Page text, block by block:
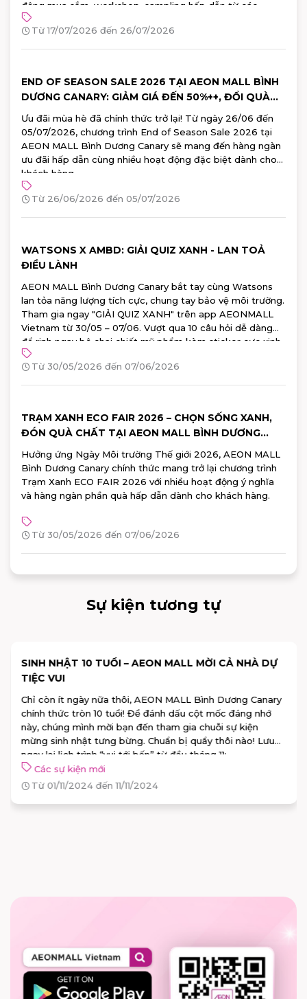
động mua sắm, workshop, sampling hấp dẫn từ các
thương hiệu Nhật Bản hàng đầu. Đăng ký tham gia ngay!
Từ 17/07/2026 đến 26/07/2026
END OF SEASON SALE 2026 TẠI AEON MALL BÌNH
DƯƠNG CANARY: GIẢM GIÁ ĐẾN 50%++, ĐỔI QUÀ
100% TRÚNG
Ưu đãi mùa hè đã chính thức trở lại! Từ ngày 26/06 đến
05/07/2026, chương trình End of Season Sale 2026 tại
AEON MALL Bình Dương Canary sẽ mang đến hàng ngàn
ưu đãi hấp dẫn cùng nhiều hoạt động đặc biệt dành cho
khách hàng.
Từ 26/06/2026 đến 05/07/2026
WATSONS X AMBD: GIẢI QUIZ XANH - LAN TOẢ
ĐIỀU LÀNH
AEON MALL Bình Dương Canary bắt tay cùng Watsons
lan tỏa năng lượng tích cực, chung tay bảo vệ môi trường.
Tham gia ngay "GIẢI QUIZ XANH" trên app AEONMALL
Vietnam từ 30/05 – 07/06. Vượt qua 10 câu hỏi dễ dàng
để rinh ngay bộ chai chiết mỹ phẩm kèm sticker cực xinh
từ Watsons!
Từ 30/05/2026 đến 07/06/2026
TRẠM XANH ECO FAIR 2026 – CHỌN SỐNG XANH,
ĐÓN QUÀ CHẤT TẠI AEON MALL BÌNH DƯƠNG
CANARY
Hưởng ứng Ngày Môi trường Thế giới 2026, AEON MALL
Bình Dương Canary chính thức mang trở lại chương trình
Trạm Xanh ECO FAIR 2026 với nhiều hoạt động ý nghĩa
và hàng ngàn phần quà hấp dẫn dành cho khách hàng.
Từ 30/05/2026 đến 07/06/2026
Sự kiện tương tự
SINH NHẬT 10 TUỔI – AEON MALL MỜI CẢ NHÀ DỰ
TIỆC VUI
Chỉ còn ít ngày nữa thôi, AEON MALL Bình Dương Canary
chính thức tròn 10 tuổi! Để đánh dấu cột mốc đáng nhớ
này, chúng mình mời bạn đến tham gia chuỗi sự kiện
mừng sinh nhật tưng bừng. Chuẩn bị quẩy thôi nào! Lưu
ngay lại lịch trình “vui tới bến” từ đầu tháng 11:
Các sự kiện mới
Từ 01/11/2024 đến 11/11/2024